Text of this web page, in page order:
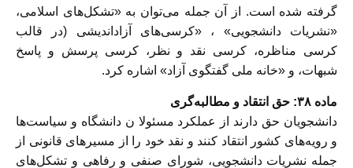
گرفته شده است. از آن جمله می‌توان به «تشكل‌های اسلامی،
«نشریات دانشجویى» ، «کرسى‌هاى آزاداندیشى (در قالب
کرسی مناظره، کرسی نقد و نظر، کرسى پرسش و ‎پاسخ
شبهات، و «خانه ملی گفتگوی آزاد» اشاره کرد.
ماده ٣٨: حق انتقاد و مطالبه‌گری
‎دانشجویان حق دارند از عملکرد مسئولا ن دانشگاه و سیاست‌ها
و رویه‌هاى کشور انتقاد کنند و نقد خود را از مسیرهای قانونی از
جمله نشریات دانشجويى، شورای صنفى و رفاهى و ‎تشکل‌های